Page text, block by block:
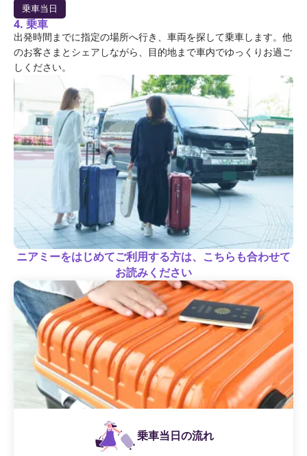
乗車当日
4. 乗車
出発時間までに指定の場所へ行き、車両を探して乗車します。他
のお客さまとシェアしながら、目的地まで車内でゆっくりお過ご
しください。
ニアミーをはじめてご利用する方は、こちらも合わせて
お読みください
乗車当日の流れ